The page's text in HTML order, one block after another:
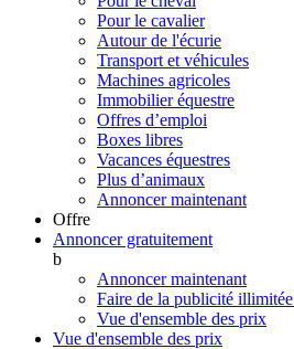
Pour le cavalier
Autour de l'écurie
Transport et véhicules
Machines agricoles
Immobilier équestre
Offres d’emploi
Boxes libres
Vacances équestres
Plus d’animaux
Annoncer maintenant
Offre
Annoncer gratuitement
b
Annoncer maintenant
Faire de la publicité illimitée
Vue d'ensemble des prix
Vue d'ensemble des prix